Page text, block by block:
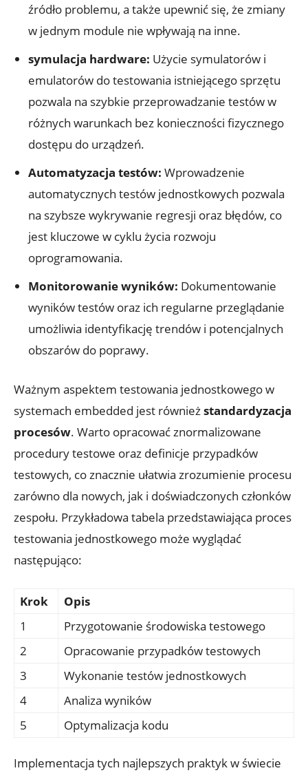
źródło problemu, a także upewnić się, że zmiany
w jednym module nie wpływają na inne.
symulacja hardware: Użycie symulatorów i
emulatorów do testowania istniejącego sprzętu
pozwala na szybkie przeprowadzanie testów w
różnych warunkach bez konieczności fizycznego
dostępu do urządzeń.
Automatyzacja testów: Wprowadzenie
automatycznych testów jednostkowych pozwala
na szybsze wykrywanie regresji oraz błędów, co
jest kluczowe w cyklu życia rozwoju
oprogramowania.
Monitorowanie wyników: Dokumentowanie
wyników testów oraz ich regularne przeglądanie
umożliwia identyfikację trendów i potencjalnych
obszarów do poprawy.
Ważnym aspektem testowania jednostkowego w
systemach embedded jest równieżstandardyzacja
procesów. Warto opracować znormalizowane
procedury testowe oraz definicje przypadków
testowych, co znacznie ułatwia zrozumienie procesu
zarówno dla nowych, jak i doświadczonych członków
zespołu. Przykładowa tabela przedstawiająca proces
testowania jednostkowego może wyglądać
następująco:
Krok
Opis
1
Przygotowanie środowiska testowego
2
Opracowanie przypadków testowych
3
Wykonanie testów jednostkowych
4
Analiza wyników
5
Optymalizacja kodu
Implementacja tych najlepszych praktyk w świecie